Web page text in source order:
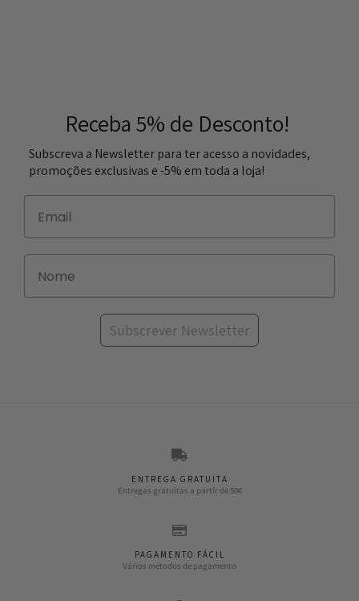
Receba 5% de Desconto!
Subscreva a Newsletter para ter acesso a novidades,
promoções exclusivas e -5% em toda a loja!
Subscrever Newsletter
ENTREGA GRATUITA
Entregas gratuitas a partir de 50€
PAGAMENTO FÁCIL
Vários métodos de pagamento